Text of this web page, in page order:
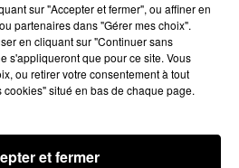
sur "Accepter et fermer", ou affiner en
partenaires dans "Gérer mes choix".
en cliquant sur "Continuer sans
s'appliqueront que pour ce site. Vous
ou retirer votre consentement à tout
situé en bas de chaque page.
et fermer